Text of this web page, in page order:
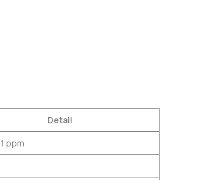
Detail
ppm